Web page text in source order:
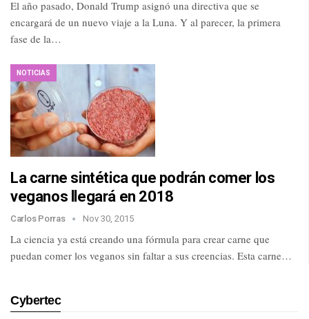
El año pasado, Donald Trump asignó una directiva que se
encargará de un nuevo viaje a la Luna. Y al parecer, la primera
fase de la…
NOTICIAS
La carne sintética que podrán comer los
veganos llegará en 2018
Carlos Porras Nov 30, 2015
La ciencia ya está creando una fórmula para crear carne que
puedan comer los veganos sin faltar a sus creencias. Esta carne…
Cybertec